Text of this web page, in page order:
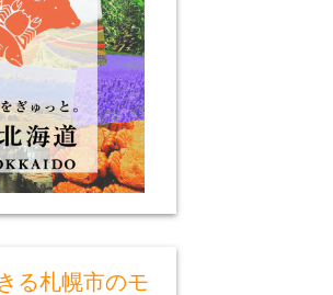
る札幌市のモ